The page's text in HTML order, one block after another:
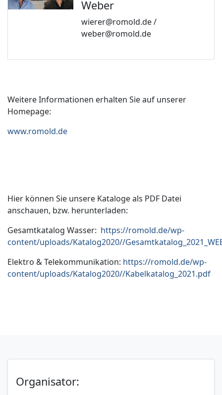
Weber
wierer@romold.de /
weber@romold.de
Weitere Informationen erhalten Sie auf unserer
Homepage:
www.romold.de
Hier können Sie unsere Kataloge als PDF Datei
anschauen, bzw. herunterladen:
Gesamtkatalog Wasser: https://romold.de/wp-
content/uploads/Katalog2020//
Elektro & Telekommunikation: https://romold.de/wp-
content/uploads/Katalog2020//Kabelkatalog_2021.pdf
Organisator: